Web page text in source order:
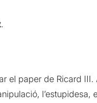
.
el paper de Ricard